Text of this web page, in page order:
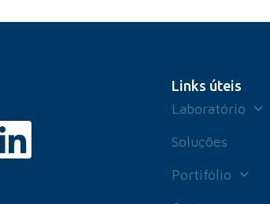
Links úteis
Laboratório
Soluções
Portifólio